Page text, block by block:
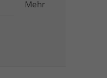
Mehr